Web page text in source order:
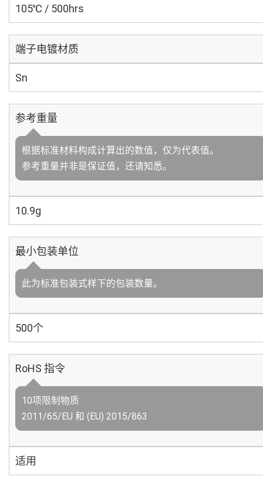
105℃ / 500hrs
端子电镀材质
Sn
参考重量
根据标准材料构成计算出的数值，仅为代表值。
参考重量并非是保证值，还请知悉。
10.9g
最小包装单位
此为标准包装式样下的包装数量。
500个
RoHS 指令
10项限制物质
2011/65/EU 和 (EU) 2015/863
适用